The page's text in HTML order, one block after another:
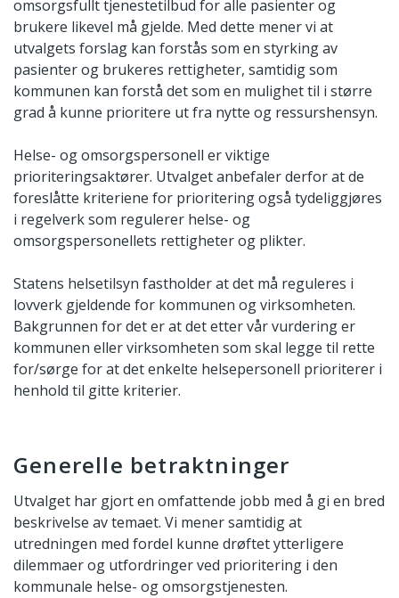
omsorgsfullt tjenestetilbud for alle pasienter og
brukere likevel må gjelde. Med dette mener vi at
utvalgets forslag kan forstås som en styrking av
pasienter og brukeres rettigheter, samtidig som
kommunen kan forstå det som en mulighet til i større
grad å kunne prioritere ut fra nytte og ressurshensyn.
Helse- og omsorgspersonell er viktige
prioriteringsaktører. Utvalget anbefaler derfor at de
foreslåtte kriteriene for prioritering også tydeliggjøres
i regelverk som regulerer helse- og
omsorgspersonellets rettigheter og plikter.
Statens helsetilsyn fastholder at det må reguleres i
lovverk gjeldende for kommunen og virksomheten.
Bakgrunnen for det er at det etter vår vurdering er
kommunen eller virksomheten som skal legge til rette
for/sørge for at det enkelte helsepersonell prioriterer i
henhold til gitte kriterier.
Generelle betraktninger
Utvalget har gjort en omfattende jobb med å gi en bred
beskrivelse av temaet. Vi mener samtidig at
utredningen med fordel kunne drøftet ytterligere
dilemmaer og utfordringer ved prioritering i den
kommunale helse- og omsorgstjenesten.